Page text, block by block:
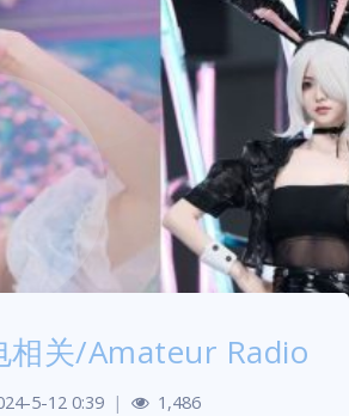
相关/Amateur Radio
5-12 0:39 |
1,486